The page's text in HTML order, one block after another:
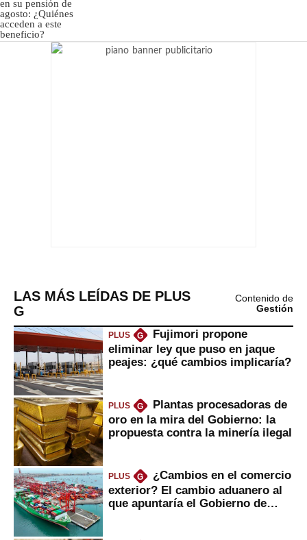
LAS MÁS LEÍDAS DE PLUS
G
Contenido de
Gestión
PLUS G
Fujimori propone
eliminar ley que puso en jaque
peajes: ¿qué cambios implicaría?
PLUS G
Plantas procesadoras de
oro en la mira del Gobierno: la
propuesta contra la minería ilegal
PLUS G
¿Cambios en el comercio
exterior? El cambio aduanero al
que apuntaría el Gobierno de